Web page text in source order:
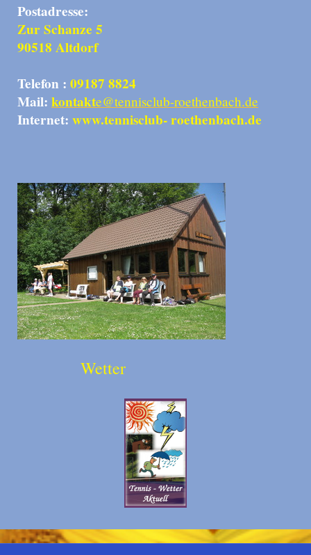
Postadresse:
Zur Schanze 5
90518 Altdorf
Telefon : 09187 8824
Mail: kontakte@tennisclub-roethenbach.de
Internet: www.tennisclub- roethenbach.de
Wetter